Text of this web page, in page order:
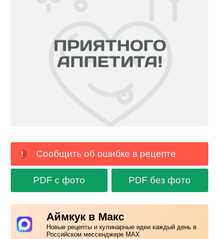
Сообщить об ошибке в рецепте
PDF с фото PDF без фото
Аймкук в Макс
Новые рецепты и кулинарные идеи каждый день в
Российском мессенджере MAX